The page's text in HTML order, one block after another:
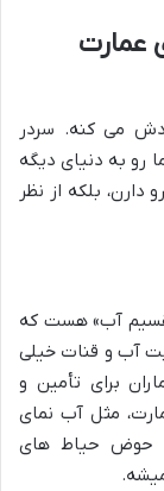
عمارت
می کنه. سردر
رو به دنیای دیگه
بلکه از نظر
آب» هست که
آب و قنات خیلی
برای تأمین و
مثل آب نمای
حوض حیاط های